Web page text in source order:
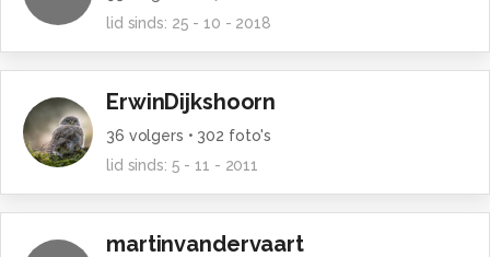
lid sinds: 25 - 10 - 2018
ErwinDijkshoorn
36 volgers • 302 foto's
lid sinds: 5 - 11 - 2011
martinvandervaart